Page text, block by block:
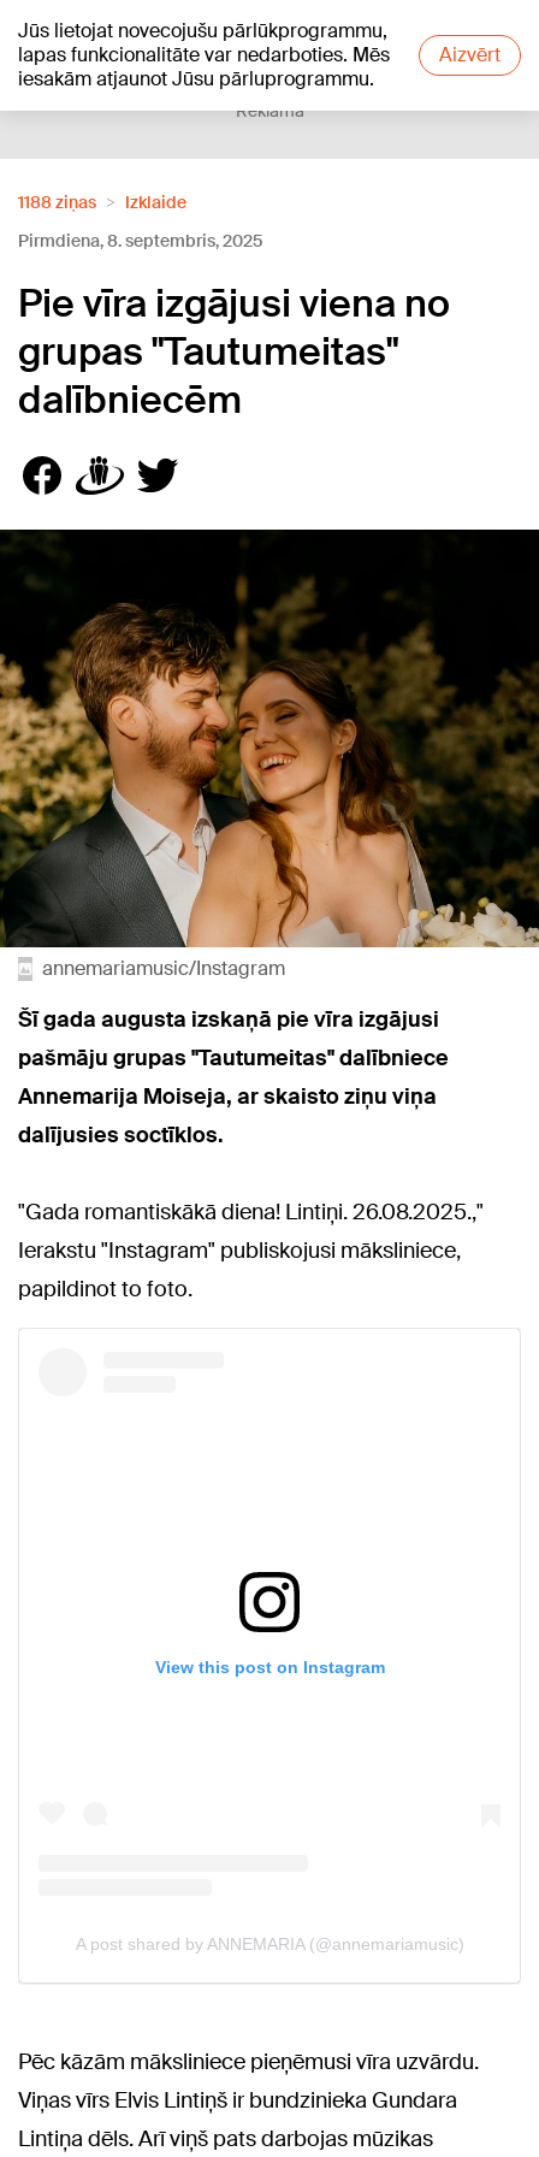
Jūs lietojat novecojušu pārlūkprogrammu,
lapas funkcionalitāte var nedarboties. Mēs
iesakām atjaunot Jūsu pārluprogrammu.
Aizvērt
+25°C
Reklāma
1188 ziņas
Izklaide
Pirmdiena, 8. septembris, 2025
Pie vīra izgājusi viena no
grupas "Tautumeitas"
dalībniecēm
annemariamusic/Instagram
Šī gada augusta izskaņā pie vīra izgājusi
pašmāju grupas "Tautumeitas" dalībniece
Annemarija Moiseja, ar skaisto ziņu viņa
dalījusies soctīklos.
"Gada romantiskākā diena! Lintiņi. 26.08.2025.,"
Ierakstu "Instagram" publiskojusi māksliniece,
papildinot to foto.
Pēc kāzām māksliniece pieņēmusi vīra uzvārdu.
Viņas vīrs Elvis Lintiņš ir bundzinieka Gundara
Lintiņa dēls. Arī viņš pats darbojas mūzikas